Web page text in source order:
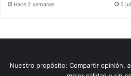
Hace 2 semanas 5
Nuestro propósito: Compartir opinión,